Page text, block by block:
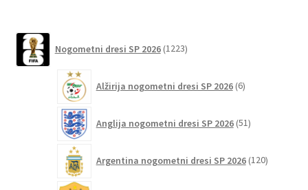
izberete
strani
Nogometni dresi SP 2026 1223izdelkov
Alžirija nogometni dresi SP 2026 6izdelkov
Anglija nogometni dresi SP 2026 51izdelkov
Argentina nogometni dresi SP 2026 120izdelkov